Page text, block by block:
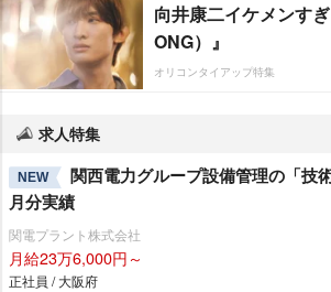
向井康二イケメンす
ONG）』
オリコンタイアップ特集
求人特集
NEW
関西電力グループ設備管理の「技
月分実績
関電プラント株式会社
月給23万6,000円～
正社員 / 大阪府